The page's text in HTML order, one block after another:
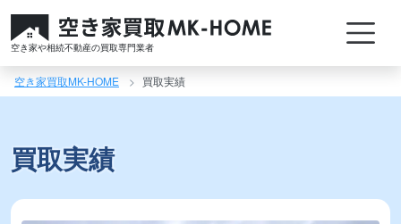
コ
テ
ツ
プ
空き家や相続不動産の買取専門業者
空き家買取MK-HOME 買取実績
買取実績